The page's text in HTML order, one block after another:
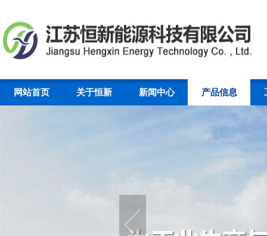
网站首页 关于恒新 新闻中心 产品信息